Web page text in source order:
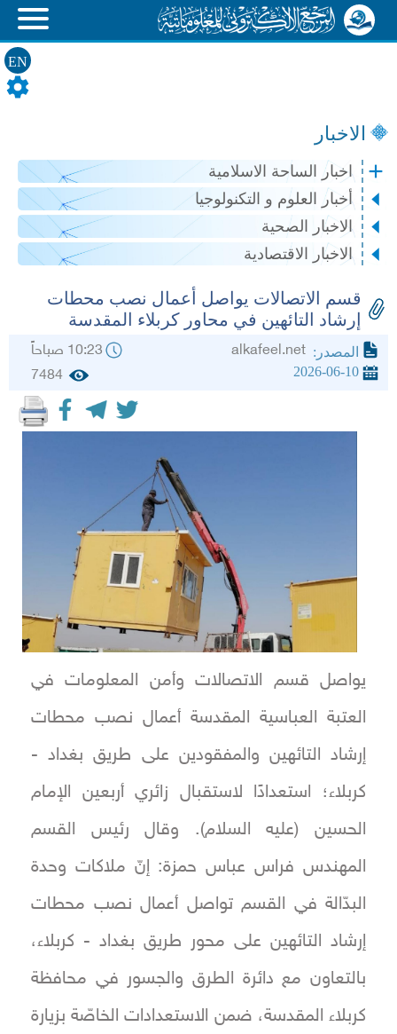
EN
الاخبار
اخبار الساحة الاسلامية
أخبار العلوم و التكنولوجيا
الاخبار الصحية
الاخبار الاقتصادية
قسم الاتصالات يواصل أعمال نصب محطات
إرشاد التائهين في محاور كربلاء المقدسة
المصدر: 10:23 صباحاً
2026-06-10
7484
يواصل قسم الاتصالات وأمن المعلومات في
العتبة العباسية المقدسة أعمال نصب محطات
إرشاد التائهين والمفقودين على طريق بغداد -
كربلاء؛ استعدادًا لاستقبال زائري أربعين الإمام
الحسين (عليه السلام). وقال رئيس القسم
المهندس فراس عباس حمزة: إنّ ملاكات وحدة
البدّالة في القسم تواصل أعمال نصب محطات
إرشاد التائهين على محور طريق بغداد - كربلاء،
بالتعاون مع دائرة الطرق والجسور في محافظة
كربلاء المقدسة، ضمن الاستعدادات الخاصّة بزيارة